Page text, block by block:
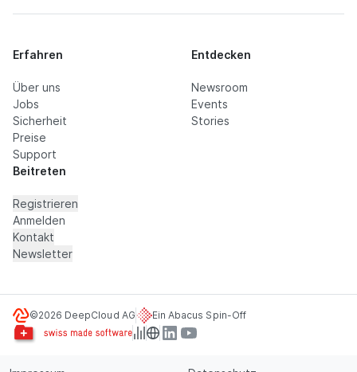
Erfahren
Über uns
Jobs
Sicherheit
Preise
Support
Entdecken
Newsroom
Events
Stories
Beitreten
Registrieren
Anmelden
Kontakt
Newsletter
©2026 DeepCloud AG Ein Abacus Spin-Off